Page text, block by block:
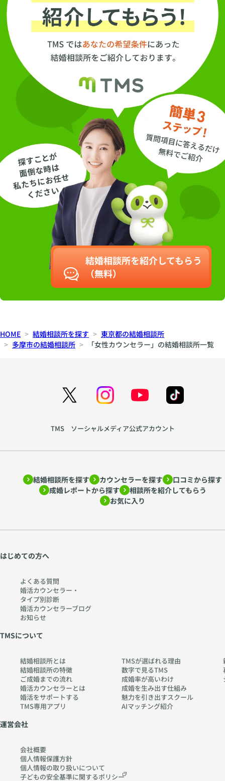
カウンセリングであ
なたのお悩みを聞か
せてください。
結婚相談所を紹介してもらう
（無料）
HOME 結婚相談所を探す
東京都の結婚相談所
多摩市の結婚相談所
「女性カウンセラー」の結婚相談所一覧
TMS ソーシャルメディア公式アカウント
結婚相談所を探す カウンセラーを探す
口コミから探す
成婚レポートから探す
相談所を紹介してもらう
お気に入り
はじめての方へ
よくある質問
婚活カウンセラー・
タイプ別診断
婚活カウンセラーブログ
お知らせ
TMSについて
結婚相談所とは
結婚相談所の特徴
ご成婚までの流れ
婚活カウンセラーとは
婚活をサポートする
TMS専用アプリ
TMSが選ばれる理由
数字で見るTMS
成婚率が高いわけ
成婚を生み出す仕組み
魅力を引き出すスクール
AIマッチング紹介
運営会社
会社概要
個人情報保護方針
個人情報の取り扱いについて
子どもの安全基準に関するポリシー